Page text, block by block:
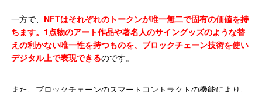
一方で、 NFTはそれぞれのトークンが唯一無二で固有の価値を持
ちます。1点物のアート作品や著名人のサイングッズのような替
えの利かない唯一性を持つものを、ブロックチェーン技術を使い
デジタル上で表現できるのです。
また、ブロックチェーンのスマートコントラクトの機能により、